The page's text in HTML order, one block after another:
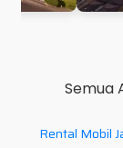
Semua
Rental Mobil